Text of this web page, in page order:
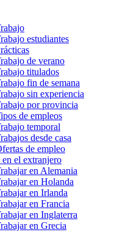
estudiantes
de verano
titulados
fin de semana
sin experiencia
por provincia
de empleos
temporal
desde casa
de empleo
en el extranjero
en Alemania
en Holanda
en Irlanda
en Francia
en Inglaterra
en Grecia